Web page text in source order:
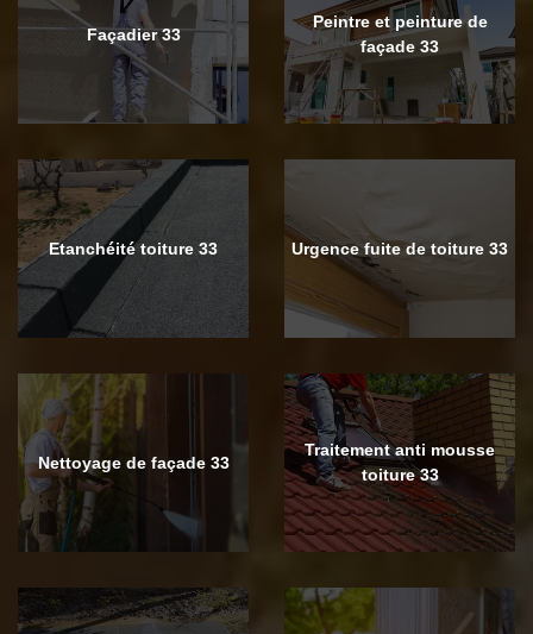
Façadier 33
Peintre et peinture de
façade 33
Etanchéité toiture 33 Urgence fuite de toiture 33
Nettoyage de façade 33
Traitement anti mousse
toiture 33